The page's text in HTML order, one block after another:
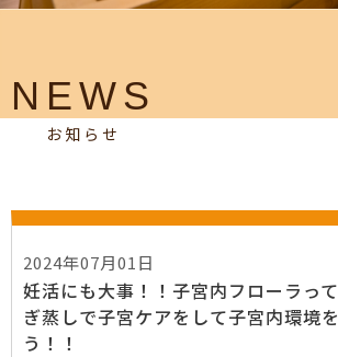
NEWS
お知らせ
2024年07月01日
妊活にも大事！！子宮内フローラっ
ぎ蒸しで子宮ケアをして子宮内環境
う！！